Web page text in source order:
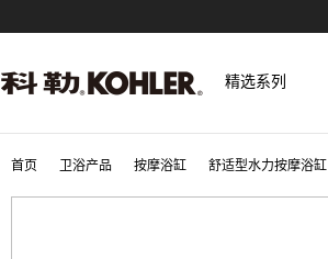
精选系列
首页 卫浴产品 按摩浴缸 舒适型水力按摩浴缸